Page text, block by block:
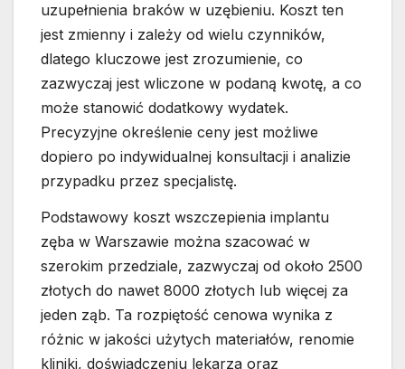
uzupełnienia braków w uzębieniu. Koszt ten
jest zmienny i zależy od wielu czynników,
dlatego kluczowe jest zrozumienie, co
zazwyczaj jest wliczone w podaną kwotę, a co
może stanowić dodatkowy wydatek.
Precyzyjne określenie ceny jest możliwe
dopiero po indywidualnej konsultacji i analizie
przypadku przez specjalistę.
Podstawowy koszt wszczepienia implantu
zęba w Warszawie można szacować w
szerokim przedziale, zazwyczaj od około 2500
złotych do nawet 8000 złotych lub więcej za
jeden ząb. Ta rozpiętość cenowa wynika z
różnic w jakości użytych materiałów, renomie
kliniki, doświadczeniu lekarza oraz